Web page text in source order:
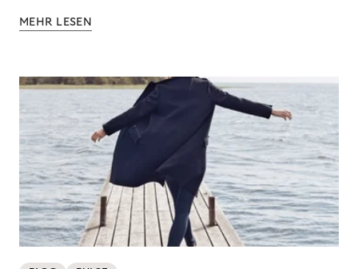
MEHR LESEN